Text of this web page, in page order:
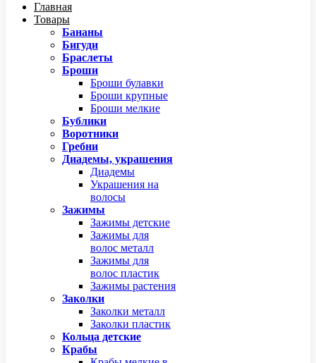
Главная
Товары
Бананы
Бигуди
Браслеты
Броши
Броши булавки
Броши крупные
Броши мелкие
Бублики
Воротники
Гребни
Диадемы, украшения
Диадемы
Украшения на
волосы
Зажимы
Зажимы детские
Зажимы для
волос металл
Зажимы для
волос пластик
Зажимы растения
Заколки
Заколки металл
Заколки пластик
Кольца детские
Крабы